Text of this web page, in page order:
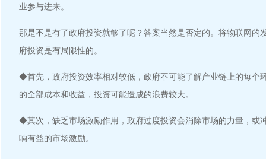
业参与进来。
那是不是有了政府投资就够了呢？答案当然是否定的。将物联网的
府投资是有局限性的。
◆首先，政府投资效率相对较低，政府不可能了解产业链上的每个
的全部成本和收益，投资可能造成的浪费较大。
◆其次，缺乏市场激励作用，政府过度投资会消除市场的力量，或
响有益的市场激励。